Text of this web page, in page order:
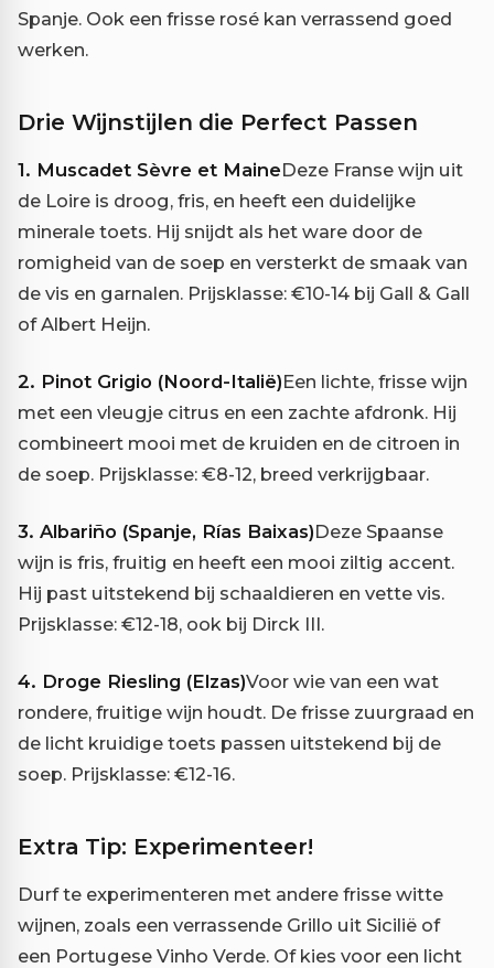
Spanje. Ook een frisse rosé kan verrassend goed
werken.
Drie Wijnstijlen die Perfect Passen
1. Muscadet Sèvre et MaineDeze Franse wijn uit
de Loire is droog, fris, en heeft een duidelijke
minerale toets. Hij snijdt als het ware door de
romigheid van de soep en versterkt de smaak van
de vis en garnalen. Prijsklasse: €10-14 bij Gall & Gall
of Albert Heijn.
2. Pinot Grigio (Noord-Italië)Een lichte, frisse wijn
met een vleugje citrus en een zachte afdronk. Hij
combineert mooi met de kruiden en de citroen in
de soep. Prijsklasse: €8-12, breed verkrijgbaar.
3. Albariño (Spanje, Rías Baixas)Deze Spaanse
wijn is fris, fruitig en heeft een mooi ziltig accent.
Hij past uitstekend bij schaaldieren en vette vis.
Prijsklasse: €12-18, ook bij Dirck III.
4. Droge Riesling (Elzas)Voor wie van een wat
rondere, fruitige wijn houdt. De frisse zuurgraad en
de licht kruidige toets passen uitstekend bij de
soep. Prijsklasse: €12-16.
Extra Tip: Experimenteer!
Durf te experimenteren met andere frisse witte
wijnen, zoals een verrassende Grillo uit Sicilië of
een Portugese Vinho Verde. Of kies voor een licht